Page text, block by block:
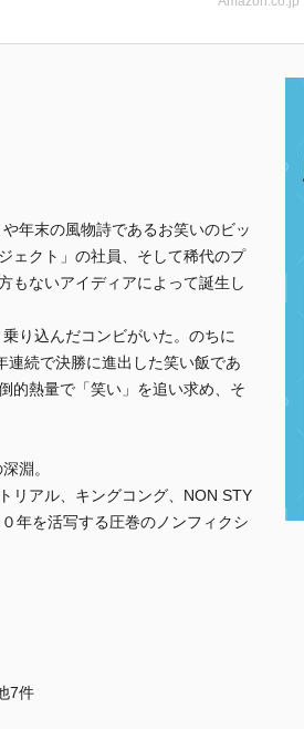
年末の風物詩であるお笑いのビッ
ェクト」の社員、そして稀代のプ
もないアイディアによって誕生し
り込んだコンビがいた。のちに
連続で決勝に進出した笑い飯であ
的熱量で「笑い」を追い求め、そ
淵。
リアル、キングコング、NON STY
年を活写する圧巻のノンフィクシ
7件